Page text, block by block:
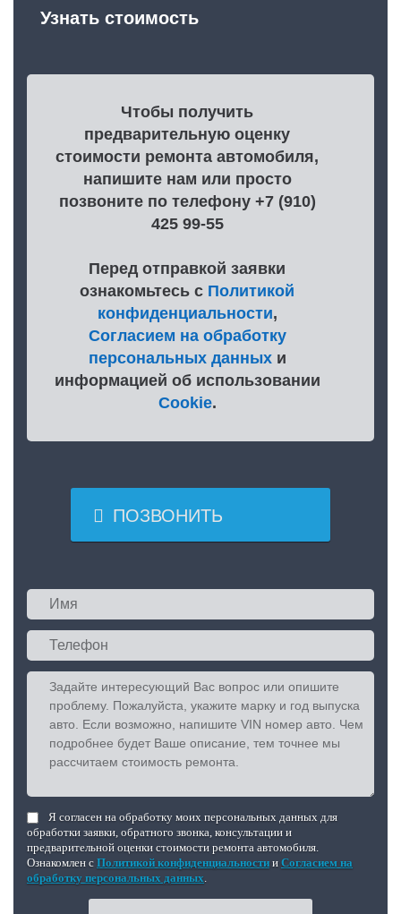
Узнать стоимость
Чтобы получить
предварительную оценку
стоимости ремонта автомобиля,
напишите нам или просто
позвоните по телефону +7 (910)
425 99-55
Перед отправкой заявки
ознакомьтесь с Политикой
конфиденциальности,
Согласием на обработку
персональных данныхи
информацией об использовании
Cookie.
 ПОЗВОНИТЬ
Я согласен на обработку моих персональных данных для
обработки заявки, обратного звонка, консультации и
предварительной оценки стоимости ремонта автомобиля.
Ознакомлен с Политикой конфиденциальности и Согласием на
обработку персональных данных